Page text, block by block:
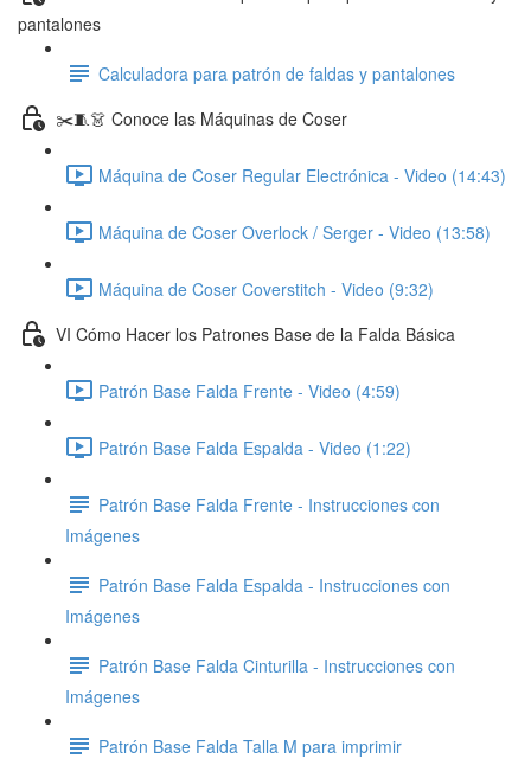
pantalones
Calculadora para patrón de faldas y pantalones
✂️🧵👗 Conoce las Máquinas de Coser
Máquina de Coser Regular Electrónica - Video (14:43)
Máquina de Coser Overlock / Serger - Video (13:58)
Máquina de Coser Coverstitch - Video (9:32)
VI Cómo Hacer los Patrones Base de la Falda Básica
Patrón Base Falda Frente - Video (4:59)
Patrón Base Falda Espalda - Video (1:22)
Patrón Base Falda Frente - Instrucciones con
Imágenes
Patrón Base Falda Espalda - Instrucciones con
Imágenes
Patrón Base Falda Cinturilla - Instrucciones con
Imágenes
Patrón Base Falda Talla M para imprimir